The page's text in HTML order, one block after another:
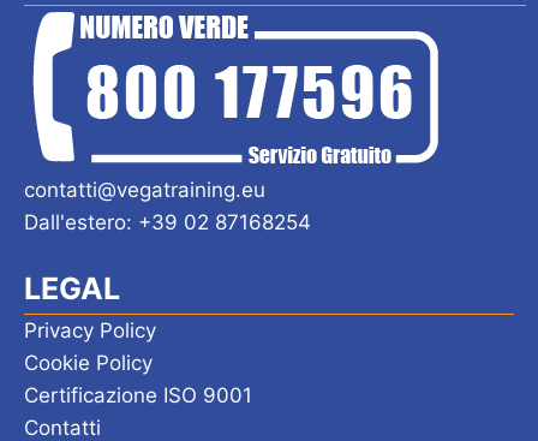
contatti@vegatraining.eu
Dall'estero: +39 02 87168254
LEGAL
Privacy Policy
Cookie Policy
Certificazione ISO 9001
Contatti